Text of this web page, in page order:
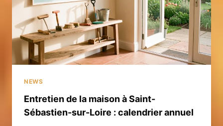
NEWS
Entretien de la maison à Saint-
Sébastien-sur-Loire : calendrier annuel